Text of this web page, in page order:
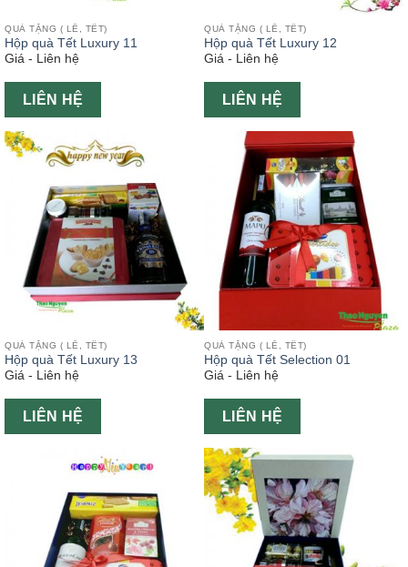
QUÀ TẶNG ( LỄ, TẾT)
Hộp quà Tết Luxury 11
Giá - Liên hệ
LIÊN HỆ
QUÀ TẶNG ( LỄ, TẾT)
Hộp quà Tết Luxury 12
Giá - Liên hệ
LIÊN HỆ
QUÀ TẶNG ( LỄ, TẾT)
Hộp quà Tết Luxury 13
Giá - Liên hệ
LIÊN HỆ
QUÀ TẶNG ( LỄ, TẾT)
Hộp quà Tết Selection 01
Giá - Liên hệ
LIÊN HỆ